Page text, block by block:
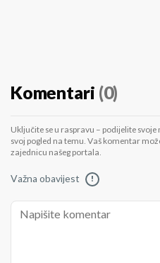
Komentari (0)
Uključite se u raspravu – podijelite
svoj pogled na temu. Vaš komentar
zajednicu našeg portala.
Važna obavijest !